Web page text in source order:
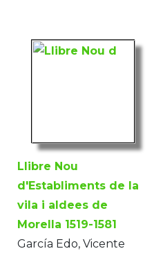
Llibre Nou
d'Establiments de la
vila i aldees de
Morella 1519-1581
García Edo, Vicente